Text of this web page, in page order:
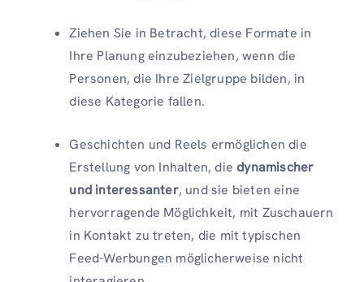
Ziehen Sie in Betracht, diese Formate in
Ihre Planung einzubeziehen, wenn die
Personen, die Ihre Zielgruppe bilden, in
diese Kategorie fallen.
Geschichten und Reels ermöglichen die
Erstellung von Inhalten, diedynamischer
und interessanter, und sie bieten eine
hervorragende Möglichkeit, mit Zuschauern
in Kontakt zu treten, die mit typischen
Feed-Werbungen möglicherweise nicht